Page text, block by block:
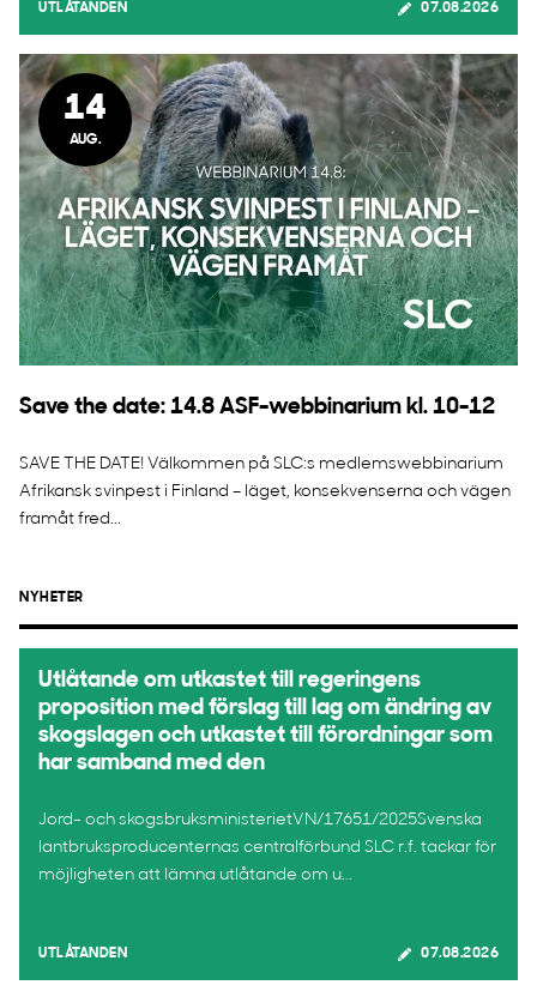
UTLÅTANDEN 07.08.2026
14
AUG.
Save the date: 14.8 ASF-webbinarium kl. 10-12
SAVE THE DATE! Välkommen på SLC:s medlemswebbinarium
Afrikansk svinpest i Finland – läget, konsekvenserna och vägen
framåt fred...
NYHETER
Utlåtande om utkastet till regeringens
proposition med förslag till lag om ändring av
skogslagen och utkastet till förordningar som
har samband med den
Jord- och skogsbruksministerietVN/17651/2025Svenska
lantbruksproducenternas centralförbund SLC r.f. tackar för
möjligheten att lämna utlåtande om u...
UTLÅTANDEN 07.08.2026